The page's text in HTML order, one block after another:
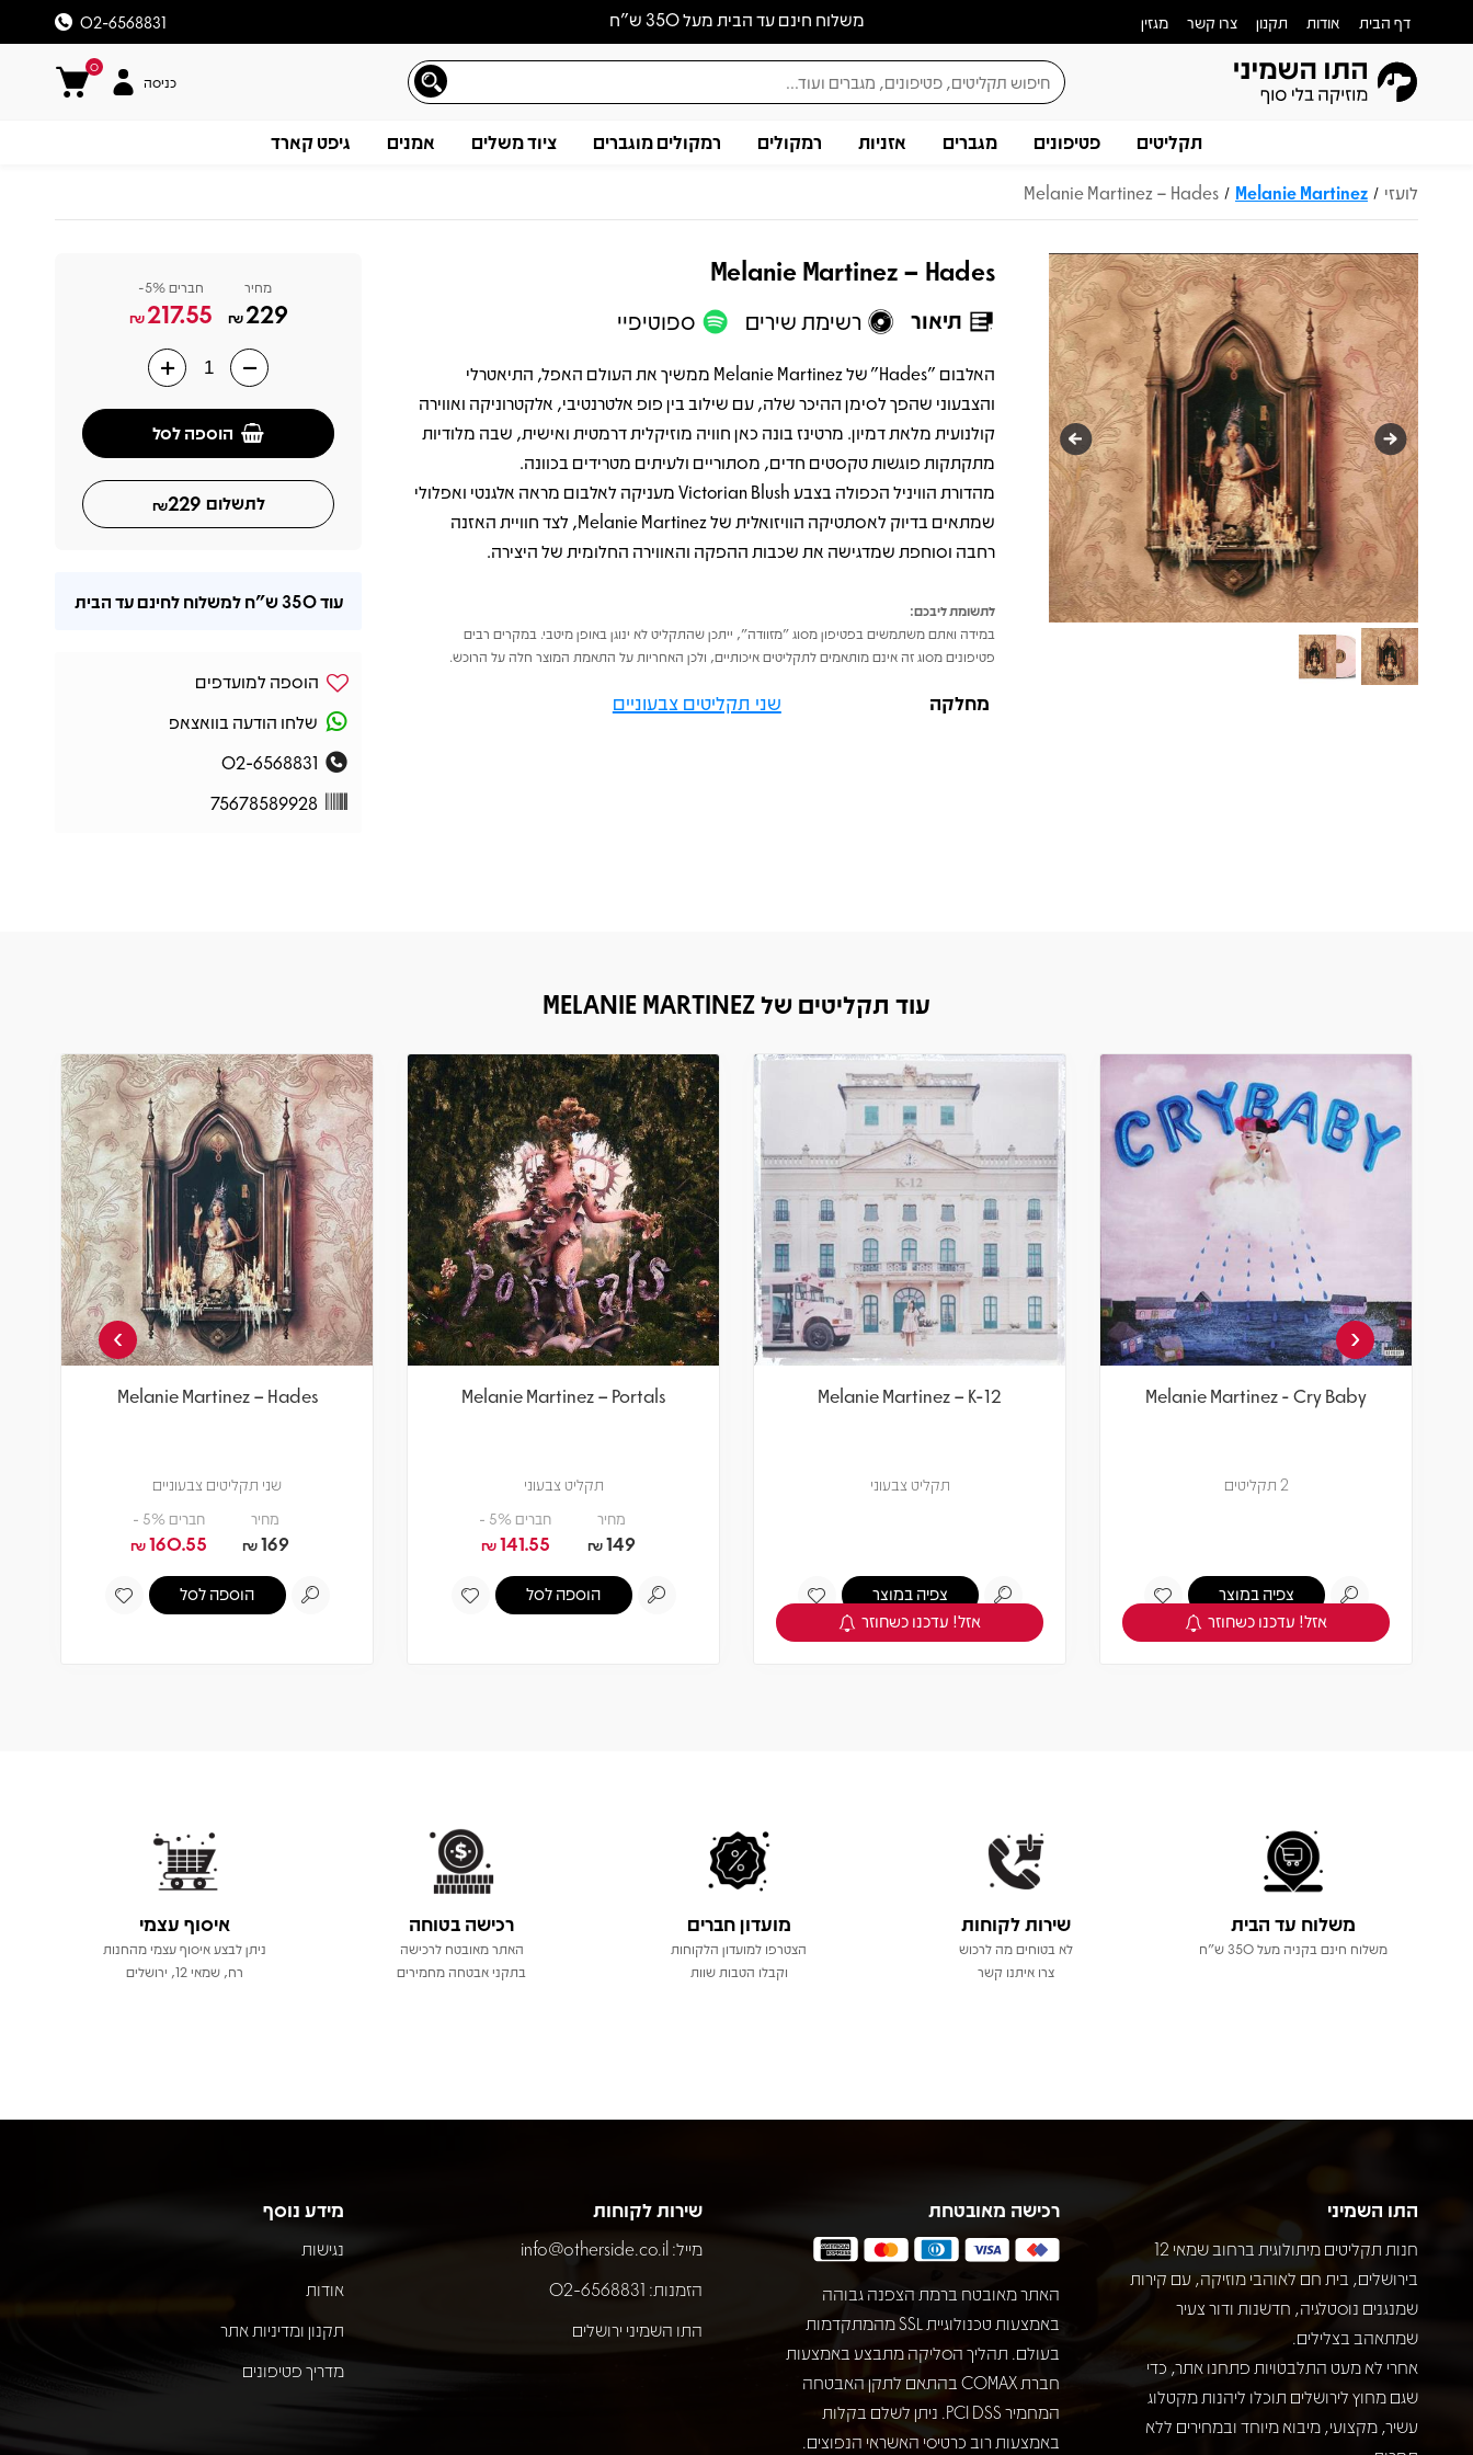
משלוח חינם עד הבית מעל 350 ש״ח דף הבית אודות תקנון צרו קשר מגזין 02-6568831
0
כניסה
תקליטים פטיפונים מגברים אזניות רמקולים רמקולים מוגברים ציוד משלים אמנים גיפט קארד
לועזי /
Melanie Martinez
/
Melanie Martinez – Hades
Melanie Martinez – Hades
תיאור רשימת שירים ספוטיפיי
האלבום "Hades" של Melanie Martinez ממשיך את העולם האפל, התיאטרלי
והצבעוני שהפך לסימן ההיכר שלה, עם שילוב בין פופ אלטרנטיבי, אלקטרוניקה ואווירה
קולנועית מלאת דמיון. מרטינז בונה כאן חוויה מוזיקלית דרמטית ואישית, שבה מלודיות
מתקתקות פוגשות טקסטים חדים, מסתוריים ולעיתים מטרידים בכוונה.
מהדורת הוויניל הכפולה בצבע Victorian Blush מעניקה לאלבום מראה אלגנטי ואפלולי
שמתאים בדיוק לאסתטיקה הוויזואלית של Melanie Martinez, לצד חוויית האזנה
רחבה וסוחפת שמדגישה את שכבות ההפקה והאווירה החלומית של היצירה.
לתשומת ליבכם:
במידה ואתם משתמשים בפטיפון מסוג "מזוודה", ייתכן שהתקליט לא ינוגן באופן מיטבי. במקרים רבים
פטיפונים מסוג זה אינם מותאמים לתקליטים איכותיים, ולכן האחריות על התאמת המוצר חלה על הרוכש.
מחלקה שני תקליטים צבעוניים
מחיר
229
₪
חברים 5%-
217.55
₪
הוספה לסל
לתשלום 229
₪
עוד350 ש"ח למשלוח לחינם עד הבית
הוספה למועדפים
שלחו הודעה בוואצאפ
02-6568831
75678589928
עוד תקליטים של MELANIE MARTINEZ
Melanie Martinez – K-12
תקליט צבעוני
צפיה במוצר
אזל! עדכנו כשחוזר
Melanie Martinez – Portals
תקליט צבעוני
הוספה לסל
Melanie Martinez – Hades
שני תקליטים צבעוניים
מחיר
169
₪
חברים 5% -
160.55
₪
הוספה לסל
Melanie Martinez – Hades
שני תקליטים צבעוניים
מחיר
189
₪
חברים 5% -
179.55
₪
הוספה לסל
צבע כחול
‹
›
משלוח עד הבית
משלוח חינם בקניה מעל 350 ש"ח
שירות לקוחות
לא בטוחים מה לרכוש
צרו איתנו קשר
מועדון חברים
הצטרפו למועדון הלקוחות
וקבלו הטבות שוות
רכישה בטוחה
האתר מאובטח לרכישה
בתקני אבטחה מחמירים
איסוף עצמי
ניתן לבצע איסוף עצמי מהחנות
רח, שמאי 12, ירושלים
התו השמיני
חנות תקליטים מיתולוגית ברחוב שמאי 12
בירושלים, בית חם לאוהבי מוזיקה, עם קירות
שמנגנים נוסטלגיה, חדשנות ודור צעיר
שמתאהב בצלילים.
אחרי לא מעט התלבטויות פתחנו אתר, כדי
שגם מחוץ לירושלים תוכלו ליהנות מקטלוג
עשיר, מקצועי, מיבוא מיוחד ובמחירים ללא
רכישה מאובטחת
האתר מאובטח ברמת הצפנה גבוהה
באמצעות טכנולוגיית SSL מהמתקדמות
בעולם. תהליך הסליקה מתבצע באמצעות
חברת COMAX בהתאם לתקן האבטחה
המחמיר PCI DSS. ניתן לשלם בקלות
באמצעות רוב כרטיסי האשראי הנפוצים.
שירות לקוחות
מייל: info@otherside.co.il
הזמנות: 02-6568831
התו השמיני ירושלים
מידע נוסף
נגישות
אודות
תקנון ומדיניות אתר
מדריך פטיפונים